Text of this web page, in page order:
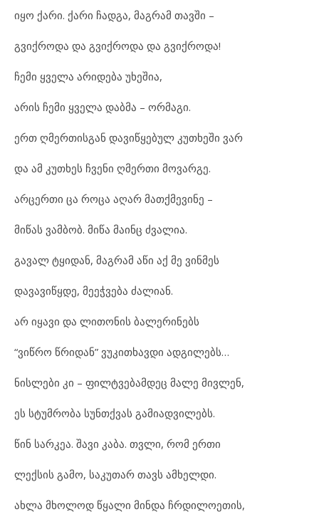
იყო ქარი. ქარი ჩადგა, მაგრამ თავში –
გვიქროდა და გვიქროდა და გვიქროდა!
ჩემი ყველა არიდება უხეშია,
არის ჩემი ყველა დაბმა – ორმაგი.
ერთ ღმერთისგან დავიწყებულ კუთხეში ვარ
და ამ კუთხეს ჩვენი ღმერთი მოვარგე.
არცერთი ცა როცა აღარ მათქმევინე –
მიწას ვამბობ. მიწა მაინც ძვალია.
გავალ ტყიდან, მაგრამ აწი აქ მე ვინმეს
დავავიწყდე, მეეჭვება ძალიან.
არ იყავი და ლითონის ბალერინებს
“ვიწრო წრიდან” ვუკითხავდი ადგილებს…
ნისლები კი – ფილტვებამდეც მალე მივლენ,
ეს სტუმრობა სუნთქვას გამიადვილებს.
წინ სარკეა. შავი კაბა. თვლი, რომ ერთი
ლექსის გამო, საკუთარ თავს ამხელდი.
ახლა მხოლოდ წყალი მინდა ჩრდილოეთის,